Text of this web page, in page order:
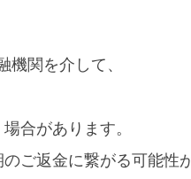
関を介して、
合があります。
ご返金に繋がる可能性